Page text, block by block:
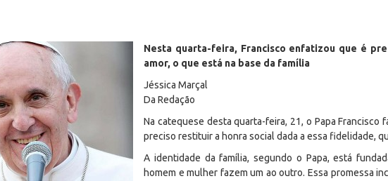
Nesta quarta-feira, Francisco enfatizou que é
amor, o que está na base da família
Jéssica Marçal
Da Redação
Na catequese desta quarta-feira, 21, o Papa
preciso restituir a honra social dada a essa fidelidade,
A identidade da família, segundo o Papa, está
homem e mulher fazem um ao outro. Essa promessa